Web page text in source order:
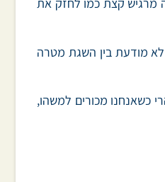
מרגיש קצת כמו לחזק את
מודעת בין השגת מטרה
כשאנחנו מכורים למשהו,